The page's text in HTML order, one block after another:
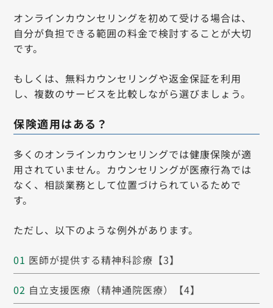
オンラインカウンセリングを初めて受ける場合は、
自分が負担できる範囲の料金で検討することが大切
です。
もしくは、無料カウンセリングや返金保証を利用
し、複数のサービスを比較しながら選びましょう。
保険適用はある？
多くのオンラインカウンセリングでは健康保険が適
用されていません。カウンセリングが医療行為では
なく、相談業務として位置づけられているためで
す。
ただし、以下のような例外があります。
医師が提供する精神科診療【3】
自立支援医療（精神通院医療）【4】